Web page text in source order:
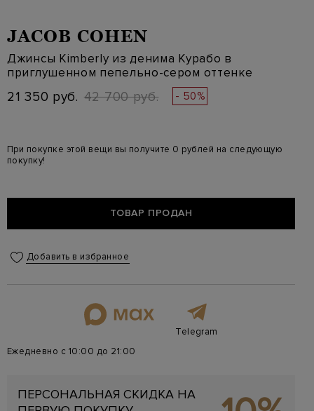
JACOB COHEN
Джинсы Kimberly из денима Курабо в
приглушенном пепельно-сером оттенке
21 350 руб. 42 700 руб. - 50%
При покупке этой вещи вы получите 0 рублей на следующую
покупку!
ТОВАР ПРОДАН
Добавить в избранное
Telegram
Ежедневно с 10:00 до 21:00
ПЕРСОНАЛЬНАЯ СКИДКА НА